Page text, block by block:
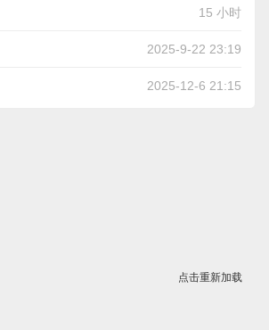
15 小时
2025-9-22 23:19
2025-12-6 21:15
点击重新加载